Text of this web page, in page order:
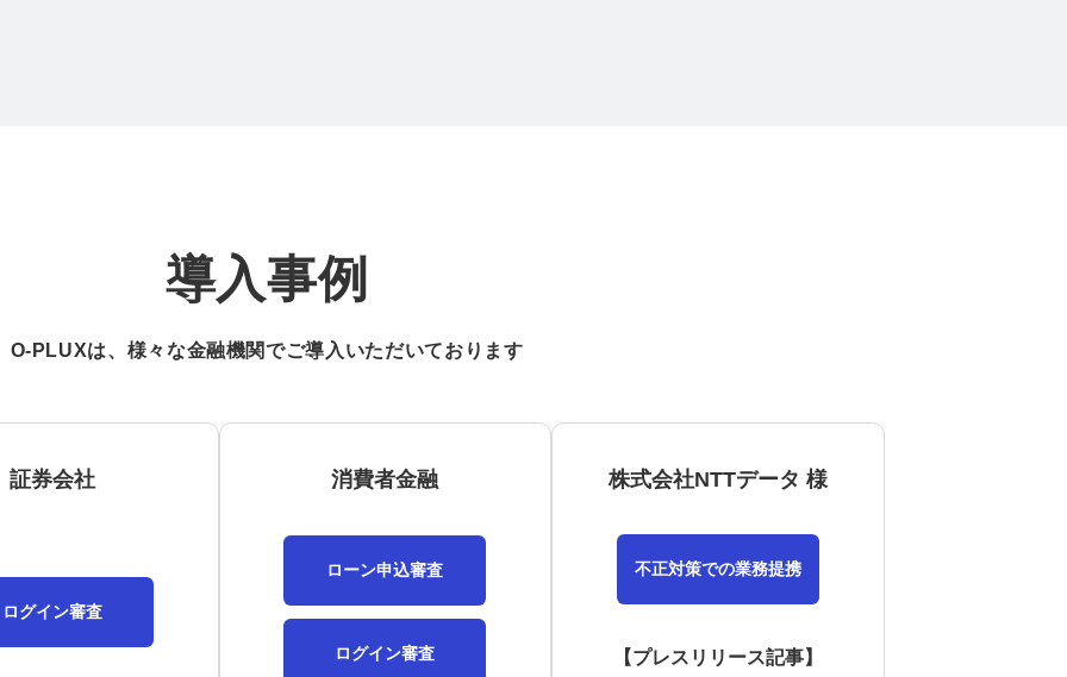
導入事例
O-PLUXは、様々な金融機関でご導入いただいております
証券会社
ログイン審査
消費者金融
ローン申込審査
ログイン審査
株式会社NTTデータ 様
不正対策での業務提携
【プレスリリース記事】